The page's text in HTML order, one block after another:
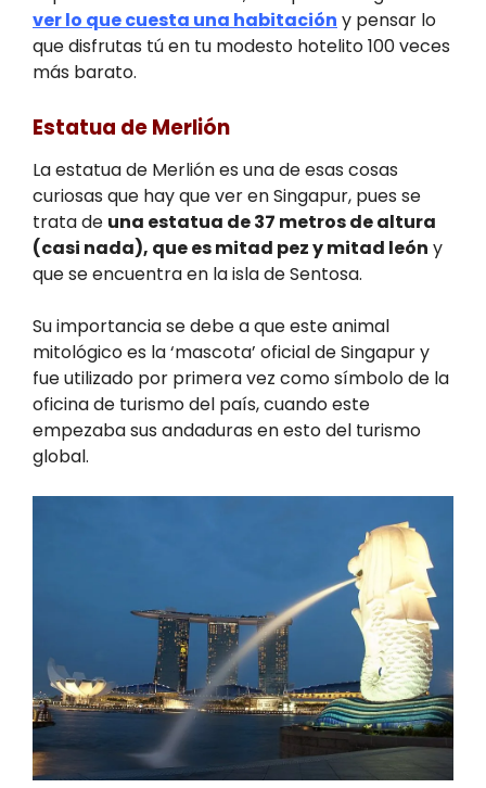
ver lo que cuesta una habitación y pensar lo
que disfrutas tú en tu modesto hotelito 100 veces
más barato.
Estatua de Merlión
La estatua de Merlión es una de esas cosas
curiosas que hay que ver en Singapur, pues se
trata de una estatua de 37 metros de altura
(casi nada), que es mitad pez y mitad león y
que se encuentra en la isla de Sentosa.
Su importancia se debe a que este animal
mitológico es la ‘mascota’ oficial de Singapur y
fue utilizado por primera vez como símbolo de la
oficina de turismo del país, cuando este
empezaba sus andaduras en esto del turismo
global.